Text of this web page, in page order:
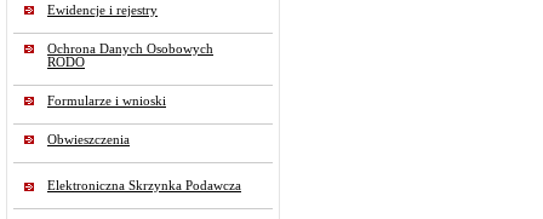
Ewidencje i rejestry
Ochrona Danych Osobowych
RODO
Formularze i wnioski
Obwieszczenia
Elektroniczna Skrzynka Podawcza